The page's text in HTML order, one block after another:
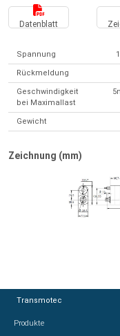
Datenblatt
Spannung
Rückmeldung
Geschwindigkeit
bei Maximallast
Gewicht
Zeichnung (mm)
Transmotec
Produkte
Transmotec
Produkte